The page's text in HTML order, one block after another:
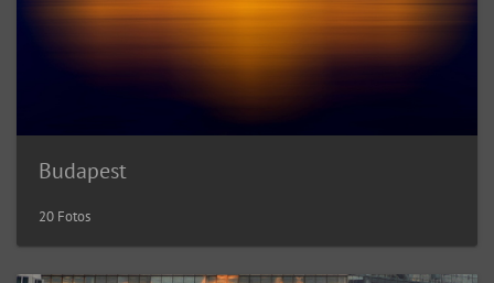
Budapest
20 Fotos